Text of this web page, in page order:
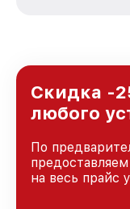
и лояльности
Скидка -
любого
По
на весь прайс